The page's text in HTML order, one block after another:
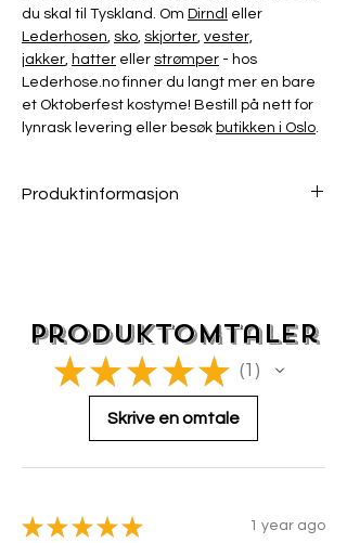
du skal til Tyskland. Om Dirndl
eller
Lederhosen, sko, skjorter, vester,
jakker, hatter eller strømper - hos
Lederhose.no finner du langt mer en bare
et Oktoberfest kostyme! Bestill på nett for
lynrask levering eller besøk butikken i Oslo.
Produktinformasjon
Du har 14 dagers retur- og bytterett om
varen er i sin opprinnelige stand og ubrukt.
Produktomtaler
★ ★ ★ ★ ★ 1
1
Skrive en omtale
★ ★ ★ ★ ★ 1 year ago